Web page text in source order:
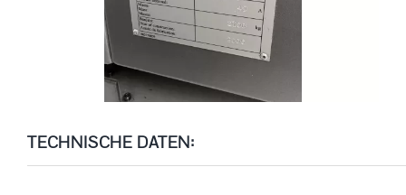
TECHNISCHE DATEN: